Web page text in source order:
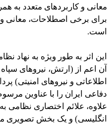
معانی و کاربردهای متعدد به
برای برخی اصطلاحات، معانی و
است.
این اثر به طور ویژه به نهاد
آن اعم از (ارتش، نیروهای
اطلاعاتی و نیروهای امنیتی)
دفاعی ایران را با عناوین
علاوه، علائم اختصاری نظامی
انگلیسی) و یک بخش تصویری